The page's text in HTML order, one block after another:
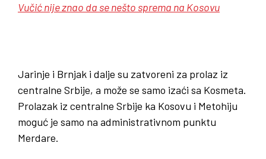
Vučić nije znao da se nešto sprema na Kosovu
Jarinje i Brnjak i dalje su zatvoreni za prolaz iz
centralne Srbije, a može se samo izaći sa Kosmeta.
Prolazak iz centralne Srbije ka Kosovu i Metohiju
moguć je samo na administrativnom punktu
Merdare.